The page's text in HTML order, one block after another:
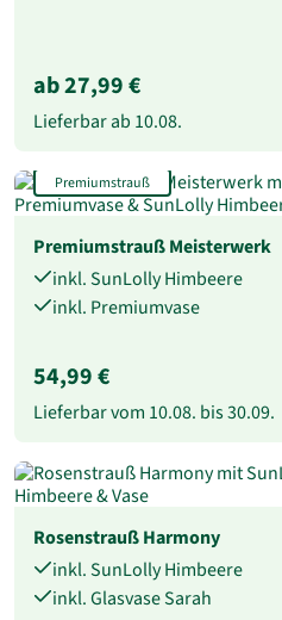
ab 27,99 €
Lieferbar ab 10.08.
Premiumstrauß
Premiumstrauß Meisterwerk
inkl. SunLolly Himbeere
inkl. Premiumvase
54,99 €
Lieferbar vom 10.08. bis30.09.
Rosenstrauß Harmony
inkl. SunLolly Himbeere
inkl. Glasvase Sarah